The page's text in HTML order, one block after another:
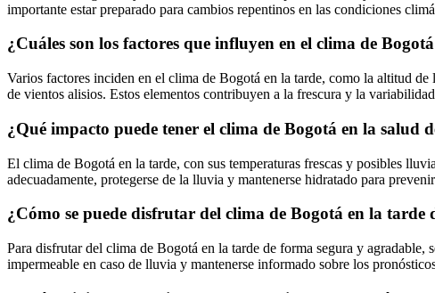
importante estar preparado para cambios repentinos en las condiciones
¿Cuáles son los factores que influyen en el clima de
Varios factores inciden en el clima de Bogotá en la tarde, como la altitud
de vientos alisios. Estos elementos contribuyen a la frescura y la
¿Qué impacto puede tener el clima de Bogotá en la salud
El clima de Bogotá en la tarde, con sus temperaturas frescas y posibles
adecuadamente, protegerse de la lluvia y mantenerse hidratado para
¿Cómo se puede disfrutar del clima de Bogotá en la tarde
Para disfrutar del clima de Bogotá en la tarde de forma segura y
impermeable en caso de lluvia y mantenerse informado sobre los